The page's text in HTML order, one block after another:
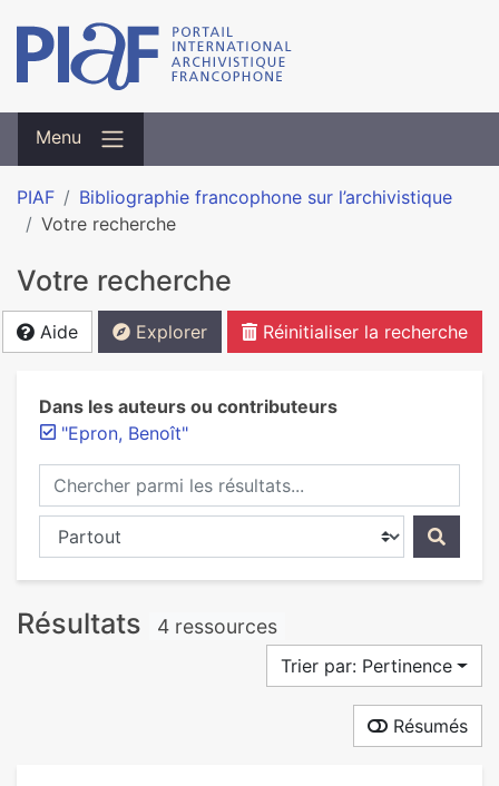
Menu
PIAF
Bibliographie francophone sur l’archivistique
Votre recherche
Votre recherche
Aide Explorer Réinitialiser la recherche
Dans les auteurs ou contributeurs
"Epron, Benoît"
Chercher parmi les résultats...
Chercher dans...
Résultats 4 ressources
Trier par: Pertinence
Résumés